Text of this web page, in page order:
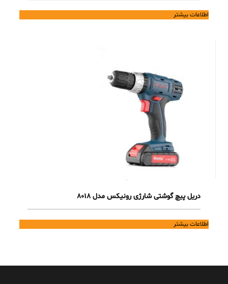
اطلاعات بیشتر
دریل پیچ گوشتی شارژی رونیکس مدل 8018
اطلاعات بیشتر